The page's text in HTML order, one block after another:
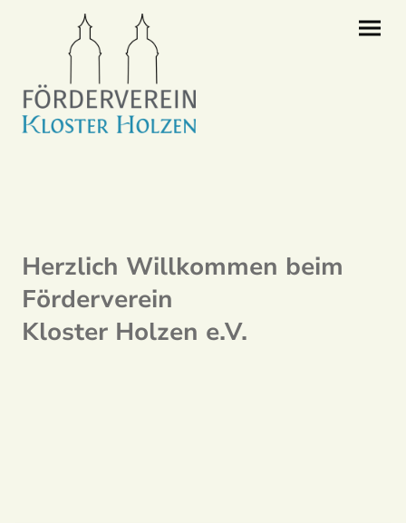
Herzlich Willkommen beim
Förderverein
Kloster Holzen e.V.